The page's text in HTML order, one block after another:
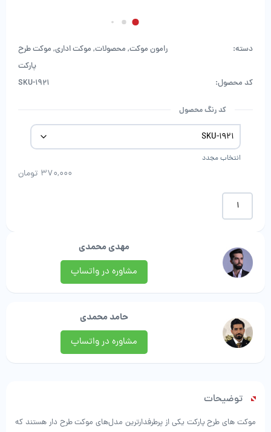
دسته: رامون موکت, محصولات, موکت اداری, موکت طرح
پارکت
کد محصول:
SKU-1921
کد رنگ محصول
انتخاب مجدد
370,000 تومان
موکت
پارکت
رامون
موکت
عدد
مهدی محمدی
مشاوره در واتساپ
حامد محمدی
مشاوره در واتساپ
توضیحات
موکت های طرح پارکت یکی از پرطرفدارترین مدل‌های موکت طرح دار هستند که